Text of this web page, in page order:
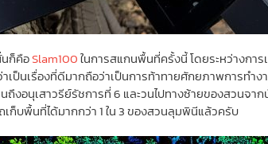
นก็คือSlam100ในการสแกนพื้นที่ครั้งนี้ โดยระหว่างก
ป็นเรื่องที่ดีมากถือว่าเป็นการท้าทายศักยภาพการท
ถึงอนุเสาวรีย์รัชการที่ 6 และวนไปทางซ้ายของสวน
ก็บพื้นที่ได้มากกว่า 1 ใน 3 ของสวนลุมพินีแล้วครับ